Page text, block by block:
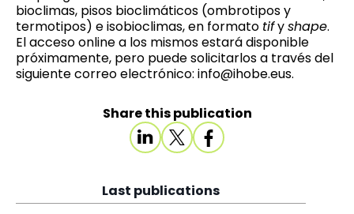
bioclimas, pisos bioclimáticos (ombrotipos y
termotipos) e isobioclimas, en formato tifyshape.
El acceso online a los mismos estará disponible
próximamente, pero puede solicitarlos a través del
siguiente correo electrónico: info@ihobe.eus.
Share this publication
Last publications